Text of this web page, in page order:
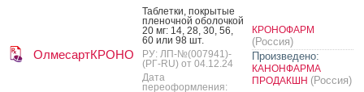
ОлмесартКРОНО
Таб­летки, пок­ры­тые
пле­ноч­ной обо­лоч­кой
20 мг: 14, 28, 30, 56,
60 или 98 шт.
РУ: ЛП-№(007941)-
(РГ-RU) от 04.12.24
Дата
переоформления:
КРОНОФАРМ
(Россия)
Произведено:
КАНОНФАРМА
ПРОДАКШН (Россия)